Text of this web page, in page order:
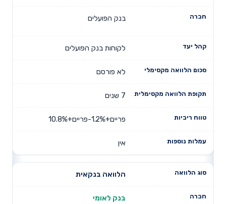
בנק הפועלים
לקוחות בנק הפועלים
לא פורסם
7 שנים
פריים+1.2%-פריים+10.8%
אין
הלוואה בנקאית
בנק לאומי